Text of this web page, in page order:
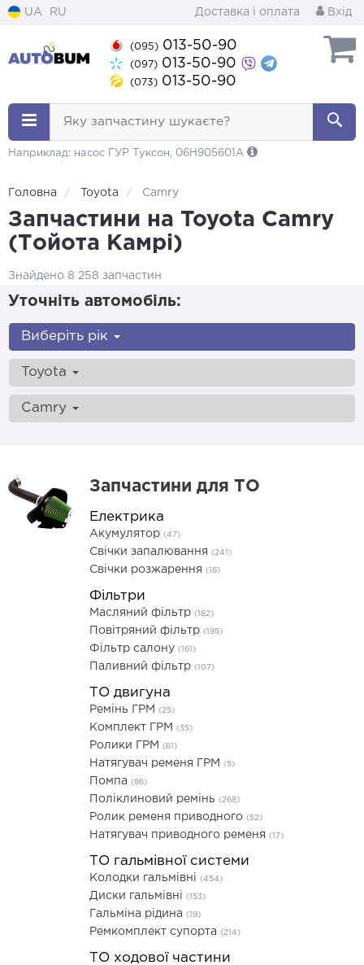
UA RU Доставка і оплата Вхід
(095) 013-50-90
(097) 013-50-90
(073) 013-50-90
Яку запчастину шукаєте?
Наприклад: насос ГУР Туксон, 06H905601A
Головна Toyota Camry
Запчастини на Toyota Camry
(Тойота Камрі)
Знайдено 8 258 запчастин
Уточніть автомобіль:
Виберіть рік
Toyota
Camry
Запчастини для ТО
Електрика
Акумулятор (47)
Свічки запалювання (241)
Свічки розжарення (16)
Фільтри
Масляний фільтр (182)
Повітряний фільтр (195)
Фільтр салону (161)
Паливний фільтр (107)
ТО двигуна
Ремінь ГРМ (25)
Комплект ГРМ (35)
Ролики ГРМ (61)
Натягувач ременя ГРМ (5)
Помпа (86)
Поліклиновий ремінь (268)
Ролик ременя приводного (52)
Натягувач приводного ременя (17)
ТО гальмівної системи
Колодки гальмівні (454)
Диски гальмівні (153)
Гальміна рідина (19)
Ремкомплект супорта (214)
ТО ходової частини